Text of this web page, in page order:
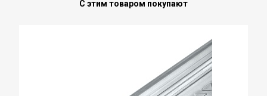
С этим товаром покупают